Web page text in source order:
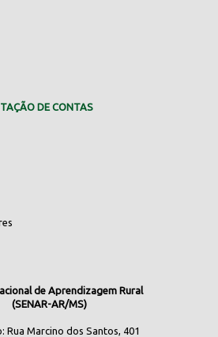
DE CONTAS
de Aprendizagem Rural
(SENAR-AR/MS)
Rua Marcino dos Santos, 401